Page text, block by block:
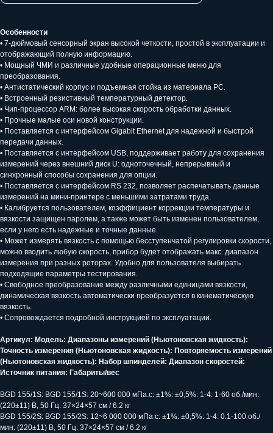
Особенности
• 7-дюймовый сенсорный экран высокой четкости, простой в эксплуатации и
отображающий полную информацию.
• Мощный ЧМИ и различные удобные операционные меню для
преобразования.
• Антистатический корпус и подъемная стойка из материала РС.
• Встроенный резистивный температурный детектор.
• Чип-процессор ARM: более высокая скорость обработки данных.
• Прочные малые оси новой конструкции.
• Поставляется с интерфейсом Gigabit Ethernet для надежной и быстрой
передачи данных.
• Поставляется с интерфейсом USB, поддерживает работу для сохранения
измерений через внешний диск U: одноточечный, непрерывный и
синхронный способы сохранения для опции.
• Поставляется с интерфейсом RS 232, позволяет распечатывать данные
измерений на мини-принтере с меньшими затратами труда.
• Калибруется пользователем, коэффициент коррекции температуры и
вязкости защищен паролем, а также может быть изменен пользователем,
если у него есть надежные и точные данные.
• Может измерять вязкость с помощью бесступенчатой регулировки скорости,
можно вводить любую скорость, прибор будет отображать макс. диапазон
измерения при разных роторах. Удобно для пользователя выбирать
подходящие параметры тестирования.
• Свободное преобразование между различными единицами вязкости,
динамическая вязкость автоматически преобразуется в кинематическую
вязкость.
• Сопровождается подробной инструкцией по эксплуатации.
Артикул: Модель: Диапазоны измерений (Ньютоновская жидкость):
Точность измерения (Ньютоновская жидкость): Повторяемость измерений
(Ньютоновская жидкость): Набор шпинделей: Диапазон скоростей:
Источник питания: Габариты/вес
BGD 155/1S: BGD 155/1S: 20~600 000 мПа.с: ±1%: ±0,5%: 1-4: 1-60 об./мин:
(220±11) В, 50 Гц: 37×24×57 см / 6.2 кг
BGD 155/2S: BGD 155/2S: 12~6 000 000 мПа.с: ±1%: ±0,5%: 1-4: 0.1-100 об./
мин: (220±11) В, 50 Гц: 37×24×57 см / 6.2 кг